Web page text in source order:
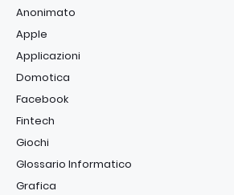
Anonimato
Apple
Applicazioni
Domotica
Facebook
Fintech
Giochi
Glossario Informatico
Grafica